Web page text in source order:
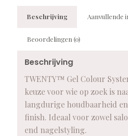
Beschrijving Aanvullende
Beoordelingen (0)
Beschrijving
TWENTY™ Gel Colour
keuze voor wie op zoek is
langdurige houdbaarheid
finish. Ideaal voor zowel
end nagelstyling.